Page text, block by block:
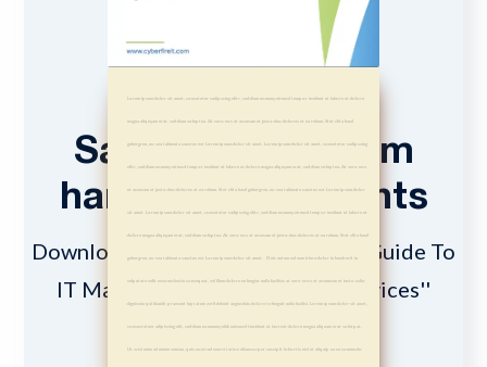
Save yourself from
harmful agreements
Download ''The Business Owner's Guide To
IT Management and Support Services''
Lorem ipsum dolor sit amet, consetetur sadipscing elitr, sed diam nonumy eirmod tempor invidunt ut labore et dolore
magna aliquyam erat, sed diam voluptua. At vero eos et accusam et justo duo dolores et ea rebum. Stet clita kasd
gubergren, no sea takimata sanctus est Lorem ipsum dolor sit amet. Lorem ipsum dolor sit amet, consetetur sadipscing
elitr, sed diam nonumy eirmod tempor invidunt ut labore et dolore magna aliquyam erat, sed diam voluptua. At vero eos
et accusam et justo duo dolores et ea rebum. Stet clita kasd gubergren, no sea takimata sanctus est Lorem ipsum dolor
sit amet. Lorem ipsum dolor sit amet, consetetur sadipscing elitr, sed diam nonumy eirmod tempor invidunt ut labore et
dolore magna aliquyam erat, sed diam voluptua. At vero eos et accusam et justo duo dolores et ea rebum. Stet clita kasd
gubergren, no sea takimata sanctus est Lorem ipsum dolor sit amet. Duis autem vel eum iriure dolor in hendrerit in
vulputate velit esse molestie consequat, vel illum dolore eu feugiat nulla facilisis at vero eros et accumsan et iusto odio
dignissim qui blandit praesent luptatum zzril delenit augue duis dolore te feugait nulla facilisi. Lorem ipsum dolor sit amet,
consectetuer adipiscing elit, sed diam nonummy nibh euismod tincidunt ut laoreet dolore magna aliquam erat volutpat.
Ut wisi enim ad minim veniam, quis nostrud exerci tation ullamcorper suscipit lobortis nisl ut aliquip ex ea commodo